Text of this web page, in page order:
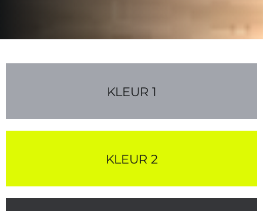
KLEUR 1
KLEUR 2